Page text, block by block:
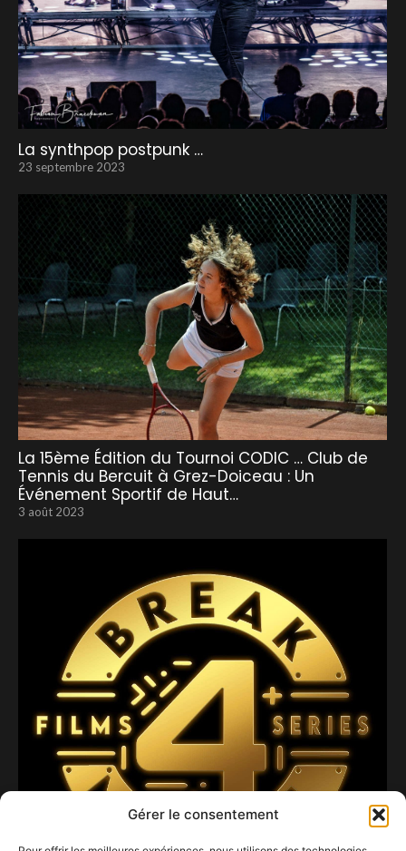
Gérer le consentement
La synthpop postpunk …
23 septembre 2023
La 15ème Édition du Tournoi CODIC … Club de
Tennis du Bercuit à Grez-Doiceau : Un
Événement Sportif de Haut…
3 août 2023